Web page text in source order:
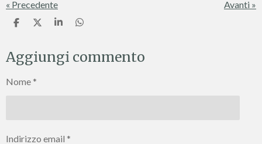
« Precedente Avanti »
C
d
i
i
C
d
i
C
d
i
C
d
i
Aggiungi commento
Nome *
Indirizzo email *